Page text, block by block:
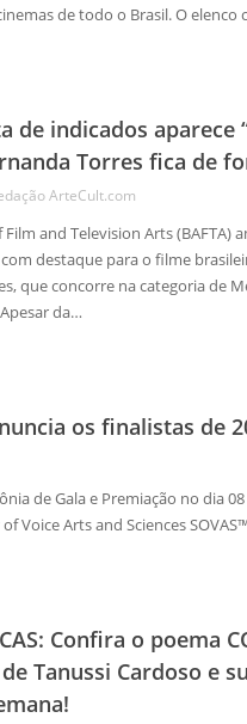
de todo o Brasil. O elenco
de indicados aparece
Torres fica de
ArteCult.com
and Television Arts (BAFTA)
com destaque para o filme
que concorre na categoria de
da…
os finalistas de
de Gala e Premiação no dia
Voice Arts and Sciences
Confira o poema
de Tanussi Cardoso e